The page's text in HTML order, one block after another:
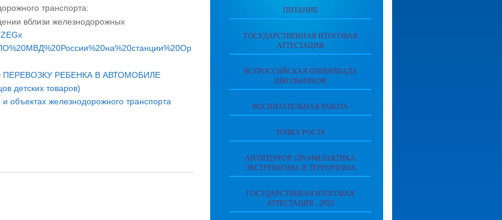
транспорта:
вблизи железнодорожных
РЕБЕНКА В АВТОМОБИЛЕ
детских товаров)
объектах железнодорожного транспорта
ПИТАНИЕ
ГОСУДАРСТВЕННАЯ ИТОГОВАЯ
АТТЕСТАЦИЯ
ВСЕРОССИЙСКАЯ ОЛИМПИАДА
ШКОЛЬНИКОВ
ВОСПИТАТЕЛЬНАЯ РАБОТА
ТОЧКА РОСТА
АНТИТЕРРОР. ПРОФИЛАКТИКА
ЭКСТРЕМИЗМА И ТЕРРОРИЗМА
ГОСУДАРСТВЕНАЯ ИТОГОВАЯ
АТТЕСТАЦИЯ - 2023